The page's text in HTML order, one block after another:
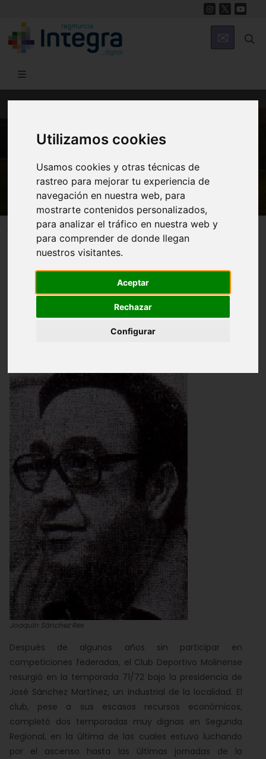
Utilizamos cookies
Usamos cookies y otras técnicas de
rastreo para mejorar tu experiencia de
navegación en nuestra web, para
mostrarte contenidos personalizados,
para analizar el tráfico en nuestra web y
para comprender de donde llegan
nuestros visitantes.
Aceptar
Rechazar
Configurar
Molina de Segura
Estadio Sánchez Cánovas
Molina de Segura
Origen
Origen
Joaquín Sánchez Rex
Después de algunos años sin participar en
competiciones federadas, el Club Deportivo Molinense
resurgió en la temporada 71/72 bajo la presidencia de
José Sánchez Martínez, un industrial de la localidad. El
club, pese a sus escasos recursos económicos,
completó dos temporadas muy dignas en Segunda
Regional, en la última de las cuales estuvo luchando
por el ascenso hasta las últimas jornadas de la